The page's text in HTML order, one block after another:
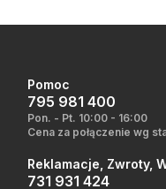
Pomoc
795 981 400
Pon. - Pt. 10:00 - 16:00
Cena za połączenie wg
Reklamacje, Zwroty,
731 931 424